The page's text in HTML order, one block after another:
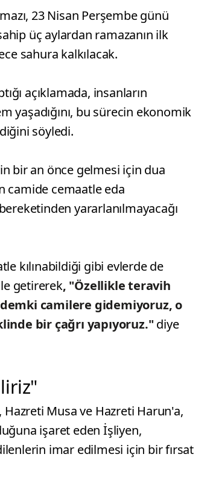
23 Nisan Perşembe günü
üç aylardan ramazanın ilk
sahura kalkılacak.
açıklamada, insanların
yaşadığını, bu sürecin ekonomik
söyledi.
bir an önce gelmesi için dua
camide cemaatle eda
yararlanılmayacağı
kılınabildiği gibi evlerde de
getirerek, "Özellikle teravih
camilere gidemiyoruz, o
bir çağrı yapıyoruz." diye
Hazreti Musa ve Hazreti Harun'a,
işaret eden İşliyen,
imar edilmesi için bir fırsat